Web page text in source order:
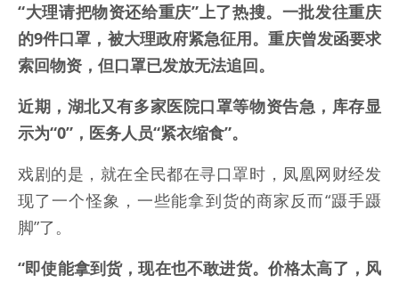
“大理请把物资还给重庆”上了热搜。一批发往重庆
的9件口罩，被大理政府紧急征用。重庆曾发函要求
索回物资，但口罩已发放无法追回。
近期，湖北又有多家医院口罩等物资告急，库存显
示为“0”，医务人员“紧衣缩食”。
戏剧的是，就在全民都在寻口罩时，凤凰网财经发
现了一个怪象，一些能拿到货的商家反而“蹑手蹑
脚”了。
“即使能拿到货，现在也不敢进货。价格太高了，风